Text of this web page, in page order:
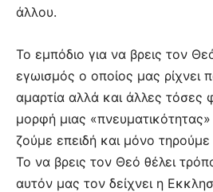
άλλου.
Το εμπόδιο για να βρεις τον
εγωισμός ο οποίος μας ρίχνει
αμαρτία αλλά και άλλες τόσες
μορφή μιας
ζούμε επειδή και μόνο
Το να βρεις τον Θεό θέλει
αυτόν μας τον δείχνει η